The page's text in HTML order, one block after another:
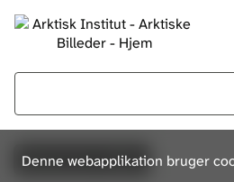
Denne webapplikation bruger
Ressourcer: 23824